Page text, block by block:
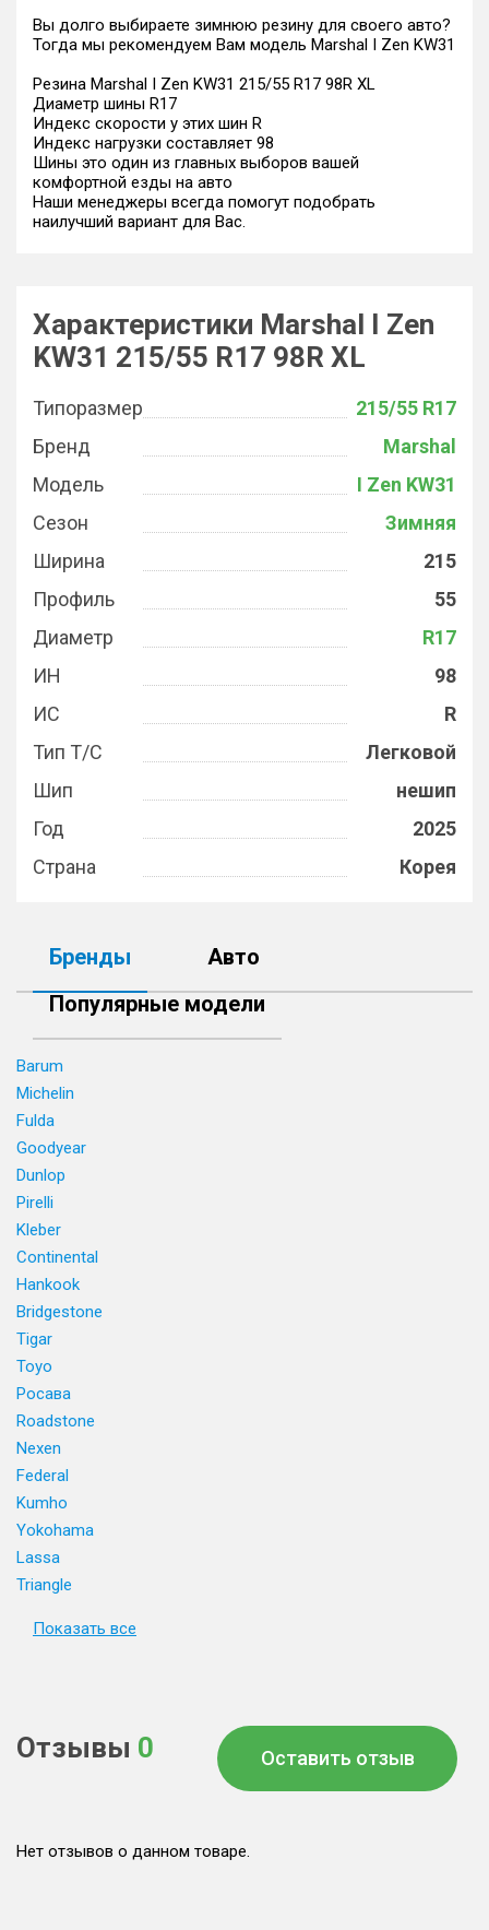
Вы долго выбираете зимнюю резину для своего авто?
Тогда мы рекомендуем Вам модель Marshal I Zen KW31
Резина Marshal I Zen KW31 215/55 R17 98R XL
Диаметр шины R17
Индекс скорости у этих шин R
Индекс нагрузки составляет 98
Шины это один из главных выборов вашей
комфортной езды на авто
Наши менеджеры всегда помогут подобрать
наилучший вариант для Вас.
Характеристики Marshal I Zen
KW31 215/55 R17 98R XL
Типоразмер
215/55 R17
Бренд
Marshal
Модель
I Zen KW31
Сезон
Зимняя
Ширина
215
Профиль
55
Диаметр
R17
ИН
98
ИС
R
Тип Т/С
Легковой
Шип
нешип
Год
2025
Страна
Корея
Бренды
Авто
Популярные модели
Barum
Michelin
Fulda
Goodyear
Dunlop
Pirelli
Kleber
Continental
Hankook
Bridgestone
Tigar
Toyo
Росава
Roadstone
Nexen
Federal
Kumho
Yokohama
Lassa
Triangle
Показать все
Отзывы 0 Оставить отзыв
Нет отзывов о данном товаре.